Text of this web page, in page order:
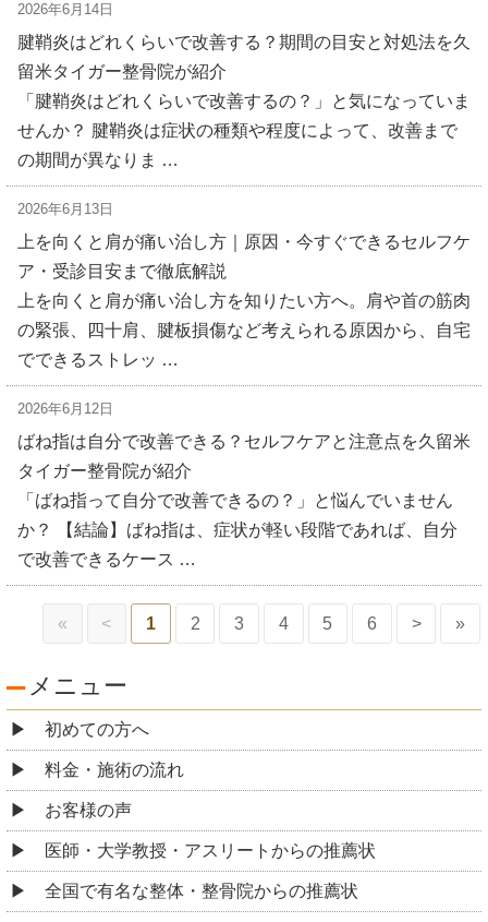
2026年6月14日
腱鞘炎はどれくらいで改善する？期間の目安と対処法を久
留米タイガー整骨院が紹介
「腱鞘炎はどれくらいで改善するの？」と気になっていま
せんか？ 腱鞘炎は症状の種類や程度によって、改善まで
の期間が異なりま …
2026年6月13日
上を向くと肩が痛い治し方｜原因・今すぐできるセルフケ
ア・受診目安まで徹底解説
上を向くと肩が痛い治し方を知りたい方へ。肩や首の筋肉
の緊張、四十肩、腱板損傷など考えられる原因から、自宅
でできるストレッ …
2026年6月12日
ばね指は自分で改善できる？セルフケアと注意点を久留米
タイガー整骨院が紹介
「ばね指って自分で改善できるの？」と悩んでいません
か？ 【結論】ばね指は、症状が軽い段階であれば、自分
で改善できるケース …
« < 1 2 3 4 5 6 > »
メニュー
初めての方へ
料金・施術の流れ
お客様の声
医師・大学教授・アスリートからの推薦状
全国で有名な整体・整骨院からの推薦状